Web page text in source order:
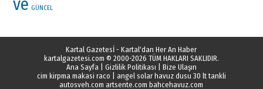
ve GÜNCEL
Kartal Gazetesİ - Kartal'dan Her An Haber
kartalgazetesi.com © 2000-2026 TÜM HAKLARI SAKLIDIR.
Ana Sayfa
Gizlilik Politikası
Bize Ulaşın
cim kirpma makasi raco
angel solar havuz dusu 30 lt tankli
autosveh.com artsente.com bahcehavuz.com